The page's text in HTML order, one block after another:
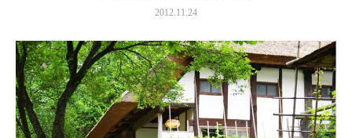
2012.11.24